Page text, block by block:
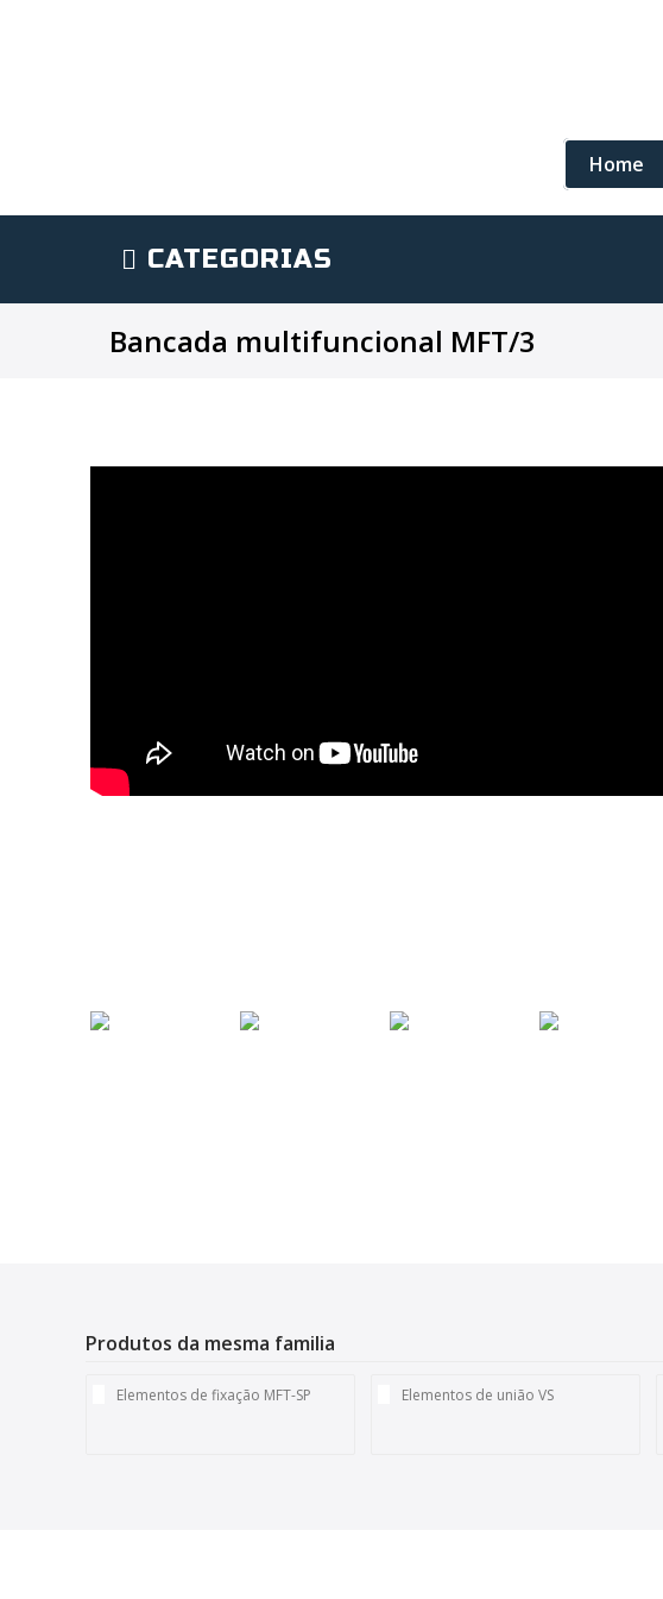
Home
CATEGORIAS
Bancada multifuncional MFT/3
Produtos da mesma familia
Elementos de fixação MFT-SP Elementos de união VS